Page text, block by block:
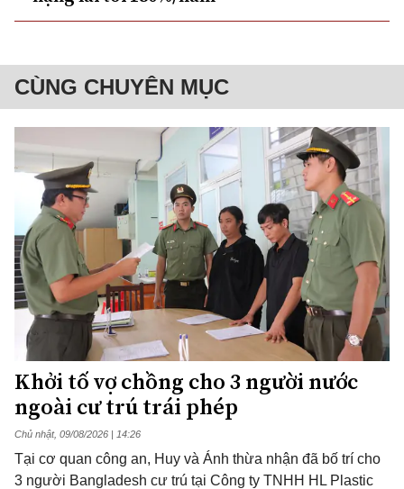
CÙNG CHUYÊN MỤC
Khởi tố vợ chồng cho 3 người nước
ngoài cư trú trái phép
Chủ nhật, 09/08/2026 | 14:26
Tại cơ quan công an, Huy và Ánh thừa nhận đã bố trí cho
3 người Bangladesh cư trú tại Công ty TNHH HL Plastic